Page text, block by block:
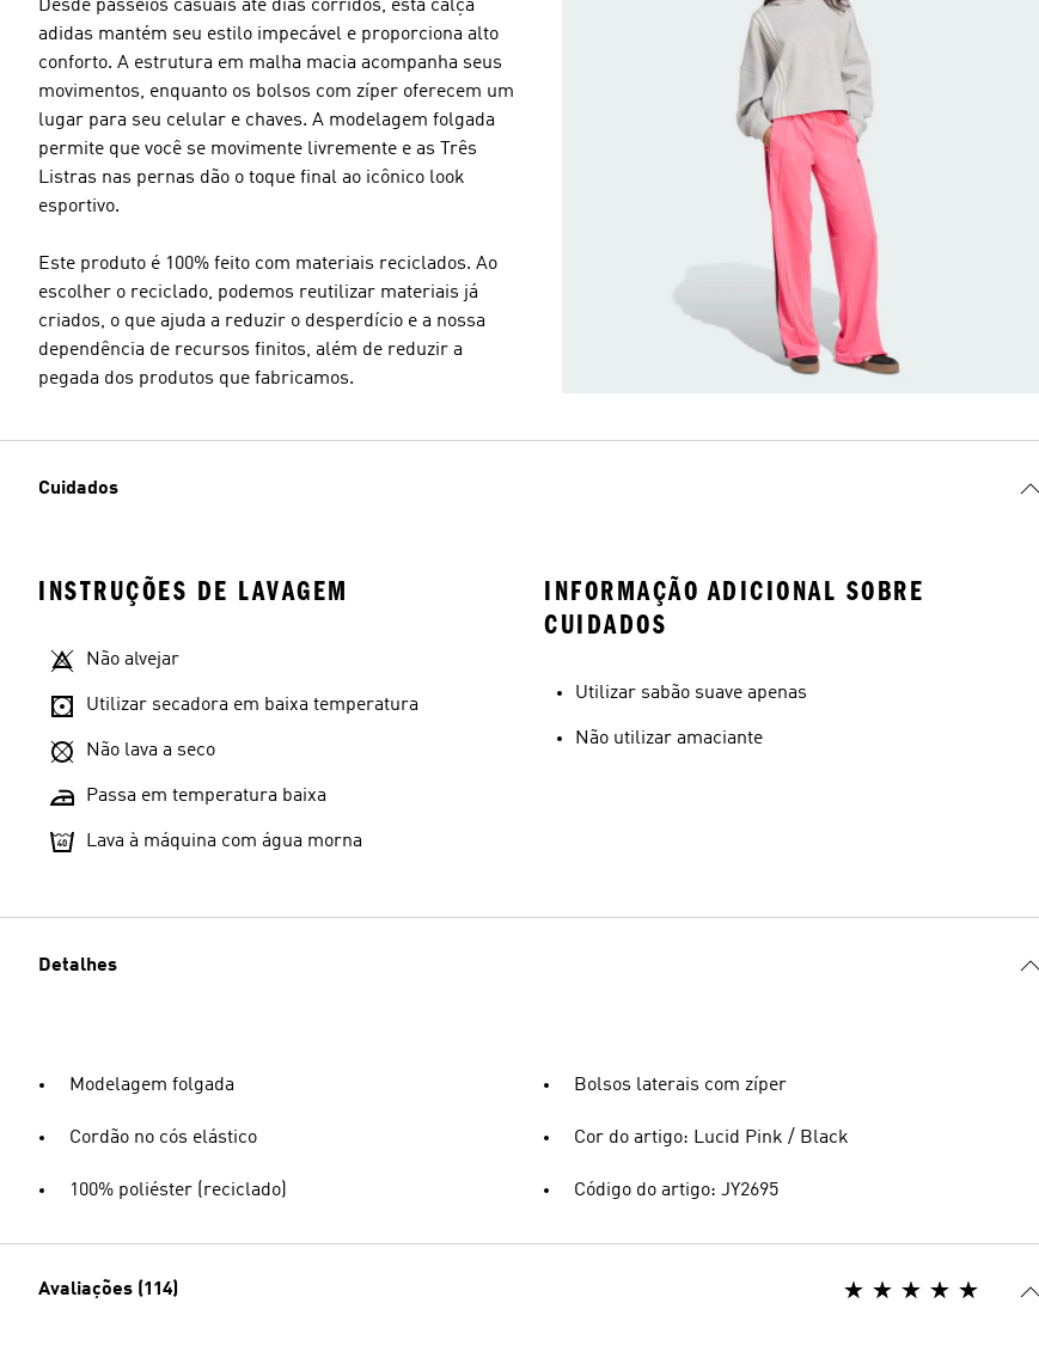
Desde passeios casuais até dias corridos, esta calça
adidas mantém seu estilo impecável e proporciona alto
conforto. A estrutura em malha macia acompanha seus
movimentos, enquanto os bolsos com zíper oferecem um
lugar para seu celular e chaves. A modelagem folgada
permite que você se movimente livremente e as Três
Listras nas pernas dão o toque final ao icônico look
esportivo.
Este produto é 100% feito com materiais reciclados. Ao
escolher o reciclado, podemos reutilizar materiais já
criados, o que ajuda a reduzir o desperdício e a nossa
dependência de recursos finitos, além de reduzir a
pegada dos produtos que fabricamos.
Cuidados
INSTRUÇÕES DE LAVAGEM
Não alvejar
Utilizar secadora em baixa temperatura
Não lava a seco
Passa em temperatura baixa
Lava à máquina com água morna
INFORMAÇÃO ADICIONAL SOBRE
CUIDADOS
Utilizar sabão suave apenas
Não utilizar amaciante
Detalhes
Modelagem folgada
Cordão no cós elástico
100% poliéster (reciclado)
Bolsos laterais com zíper
Cor do artigo: Lucid Pink / Black
Código do artigo: JY2695
Avaliações (114)